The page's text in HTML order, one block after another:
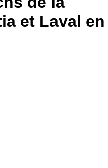
et Laval en